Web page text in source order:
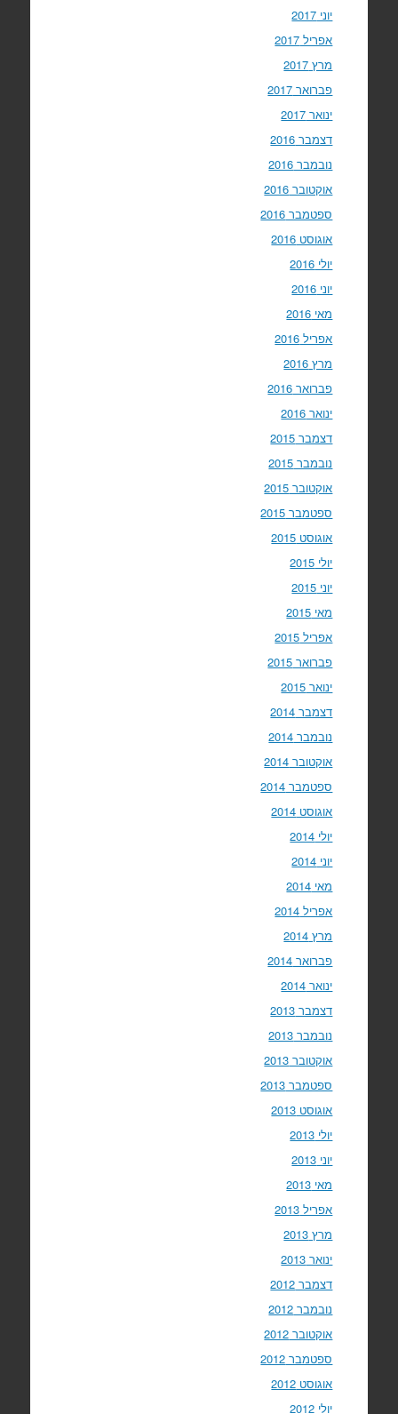
יוני 2017
אפריל 2017
מרץ 2017
פברואר 2017
ינואר 2017
דצמבר 2016
נובמבר 2016
אוקטובר 2016
ספטמבר 2016
אוגוסט 2016
יולי 2016
יוני 2016
מאי 2016
אפריל 2016
מרץ 2016
פברואר 2016
ינואר 2016
דצמבר 2015
נובמבר 2015
אוקטובר 2015
ספטמבר 2015
אוגוסט 2015
יולי 2015
יוני 2015
מאי 2015
אפריל 2015
פברואר 2015
ינואר 2015
דצמבר 2014
נובמבר 2014
אוקטובר 2014
ספטמבר 2014
אוגוסט 2014
יולי 2014
יוני 2014
מאי 2014
אפריל 2014
מרץ 2014
פברואר 2014
ינואר 2014
דצמבר 2013
נובמבר 2013
אוקטובר 2013
ספטמבר 2013
אוגוסט 2013
יולי 2013
יוני 2013
מאי 2013
אפריל 2013
מרץ 2013
ינואר 2013
דצמבר 2012
נובמבר 2012
אוקטובר 2012
ספטמבר 2012
אוגוסט 2012
יולי 2012